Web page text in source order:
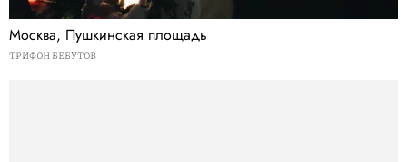
Москва, Пушкинская площадь
ТРИФОН БЕБУТОВ